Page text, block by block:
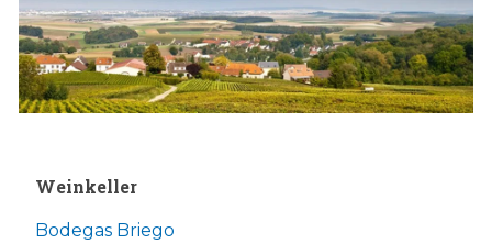
Weinkeller
Bodegas Briego